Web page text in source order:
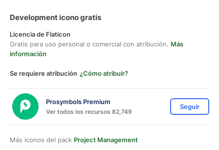
Development icono gratis
Licencia de Flaticon
Gratis para uso personal o comercial con atribución. Más
información
Se requiere atribución ¿Cómo atribuir?
Prosymbols Premium
Ver todos los recursos 82,749
Seguir
Más iconos del pack Project Management